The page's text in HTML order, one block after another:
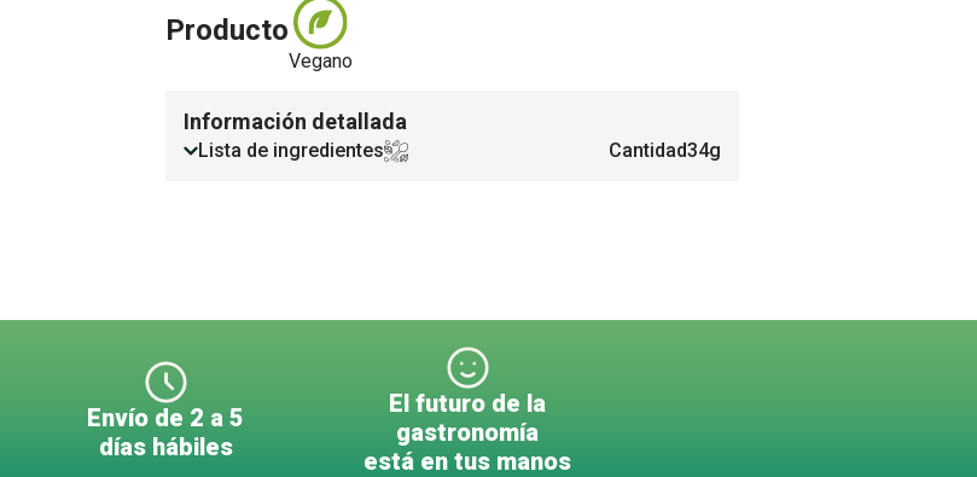
Producto
Vegano
Información detallada
Cantidad34g
Lista de ingredientes
Envío de 2 a 5
días hábiles
El futuro de la
gastronomía
está en tus manos